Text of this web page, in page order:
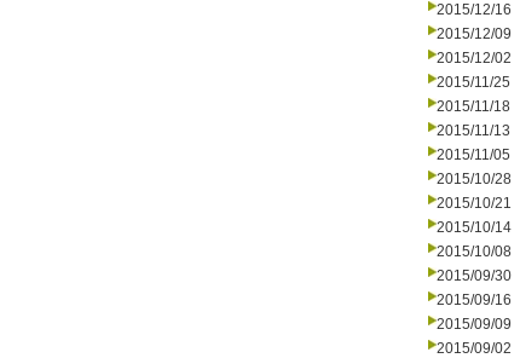
2015/12/16
2015/12/09
2015/12/02
2015/11/25
2015/11/18
2015/11/13
2015/11/05
2015/10/28
2015/10/21
2015/10/14
2015/10/08
2015/09/30
2015/09/16
2015/09/09
2015/09/02